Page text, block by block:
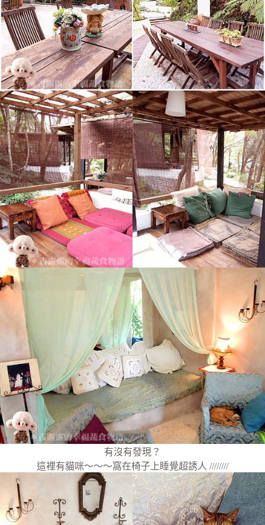
有沒有發現？
這裡有貓咪～～～窩在椅子上睡覺超誘人 ////////